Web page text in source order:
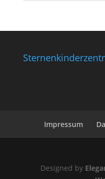
Impressum
Designed by